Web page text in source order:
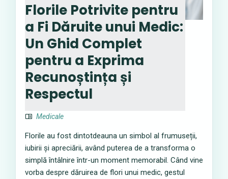
Florile Potrivite pentru
a Fi Dăruite unui Medic:
Un Ghid Complet
pentru a Exprima
Recunoștința și
Respectul
Medicale
Florile au fost dintotdeauna un simbol al frumuseții,
iubirii și apreciării, având puterea de a transforma o
simplă întâlnire într-un moment memorabil. Când vine
vorba despre dăruirea de flori unui medic, gestul